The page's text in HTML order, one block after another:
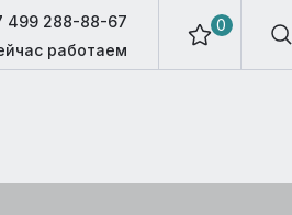
0
499 288-88-67
работаем